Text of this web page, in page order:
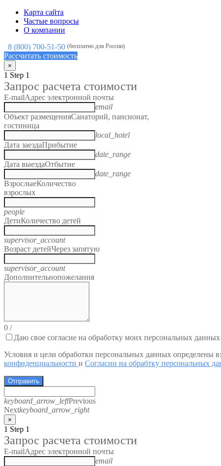
Карта сайта
Частые вопросы
О компании
8 (800) 700-51-50 (бесплатно для России)
Рассчитать стоимость
×
1 Step 1
Запрос расчета стоимости
E-mailАдрес электронной почты
email
Объект размещенияСанаторий, пансионат,
гостиница
local_hotel
Дата заездаПрибытие
date_range
Дата выездаОтбытие
date_range
ВзрослыеКоличество
взрослых
people
ДетиКоличество детей
supervisor_account
Возраст детейЧерез запятую
supervisor_account
Дополнительнопожелания
0 /
Даю свое согласие на обработку моих персональных данных
Условия и цели обработки персональных данных определены
конфиденциальности и Согласии на обрабтку персональных
Отправить
keyboard_arrow_leftPrevious
Nextkeyboard_arrow_right
×
1 Step 1
Запрос расчета стоимости
E-mailАдрес электронной почты
email